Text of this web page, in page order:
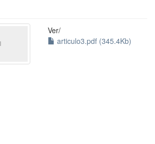
Ver/
articulo3.pdf (345.4Kb)